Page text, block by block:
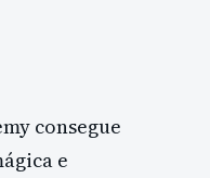
consegue
e